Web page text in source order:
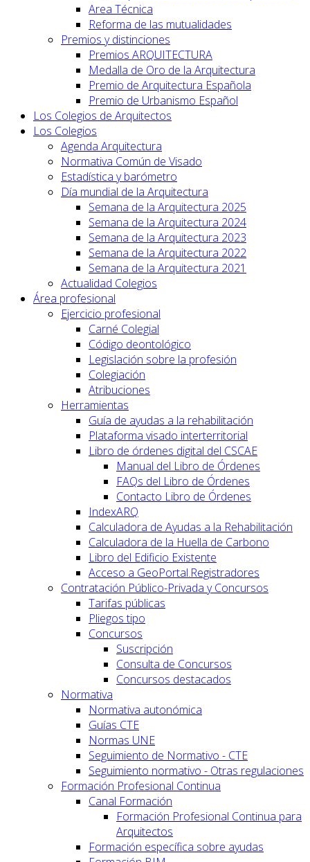
Area Técnica
Reforma de las mutualidades
Premios y distinciones
Premios ARQUITECTURA
Medalla de Oro de la Arquitectura
Premio de Arquitectura Española
Premio de Urbanismo Español
Los Colegios de Arquitectos
Los Colegios
Agenda Arquitectura
Normativa Común de Visado
Estadística y barómetro
Día mundial de la Arquitectura
Semana de la Arquitectura 2025
Semana de la Arquitectura 2024
Semana de la Arquitectura 2023
Semana de la Arquitectura 2022
Semana de la Arquitectura 2021
Actualidad Colegios
Área profesional
Ejercicio profesional
Carné Colegial
Código deontológico
Legislación sobre la profesión
Colegiación
Atribuciones
Herramientas
Guía de ayudas a la rehabilitación
Plataforma visado interterritorial
Libro de órdenes digital del CSCAE
Manual del Libro de Órdenes
FAQs del Libro de Órdenes
Contacto Libro de Órdenes
IndexARQ
Calculadora de Ayudas a la Rehabilitación
Calculadora de la Huella de Carbono
Libro del Edificio Existente
Acceso a GeoPortal.Registradores
Contratación Público-Privada y Concursos
Tarifas públicas
Pliegos tipo
Concursos
Suscripción
Consulta de Concursos
Concursos destacados
Normativa
Normativa autonómica
Guías CTE
Normas UNE
Seguimiento de Normativo - CTE
Seguimiento normativo - Otras regulaciones
Formación Profesional Continua
Canal Formación
Formación Profesional Continua para
Arquitectos
Formación específica sobre ayudas